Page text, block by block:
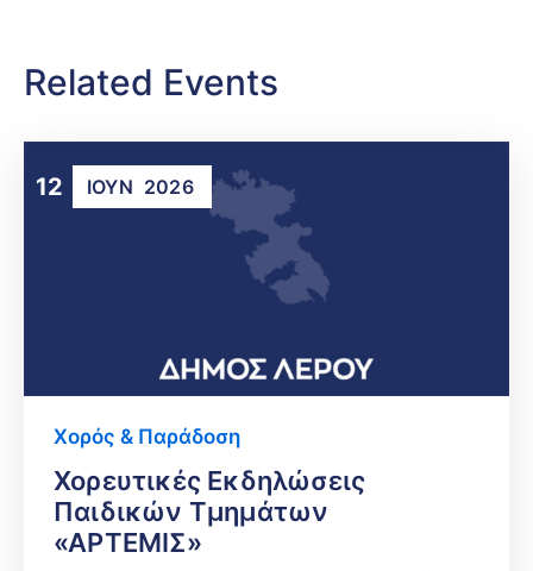
Related Events
12 ΙΟΎΝ 2026
Χορός & Παράδοση
Χορευτικές Εκδηλώσεις
Παιδικών Τμημάτων
«ΑΡΤΕΜΙΣ»